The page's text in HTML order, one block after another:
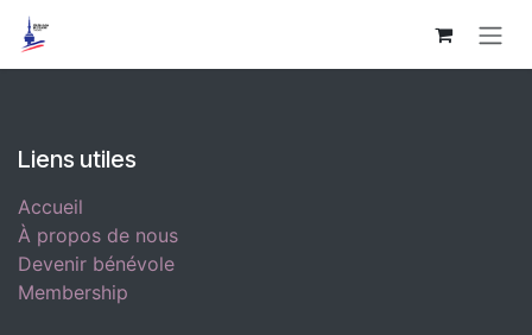
Se rendre au contenu
Liens utiles
Accueil
À propos de nous
Devenir bénévole
Membership